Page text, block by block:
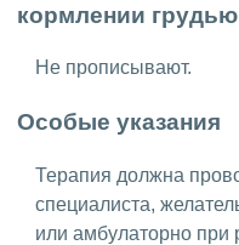
кормлении грудью
Не прописывают.
Особые указания
Терапия должна
специалиста,
или амбулаторно при